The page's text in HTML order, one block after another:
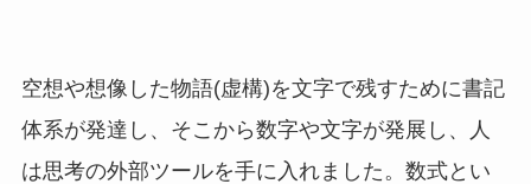
空想や想像した物語(虚構)を文字で残すために書記
体系が発達し、そこから数字や文字が発展し、人
は思考の外部ツールを手に入れました。数式とい